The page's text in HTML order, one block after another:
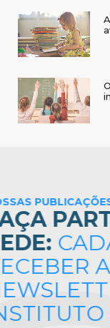
NOSSAS
FAÇA
REDE: